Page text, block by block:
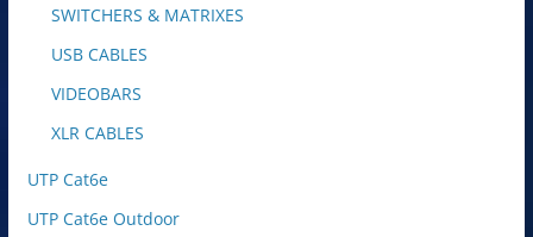
SWITCHERS & MATRIXES
USB CABLES
VIDEOBARS
XLR CABLES
UTP Cat6e
UTP Cat6e Outdoor